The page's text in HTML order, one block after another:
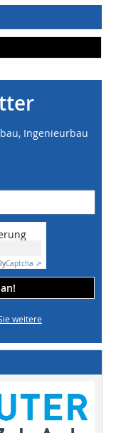
Ingenieurbau
Captcha ⇗
weitere